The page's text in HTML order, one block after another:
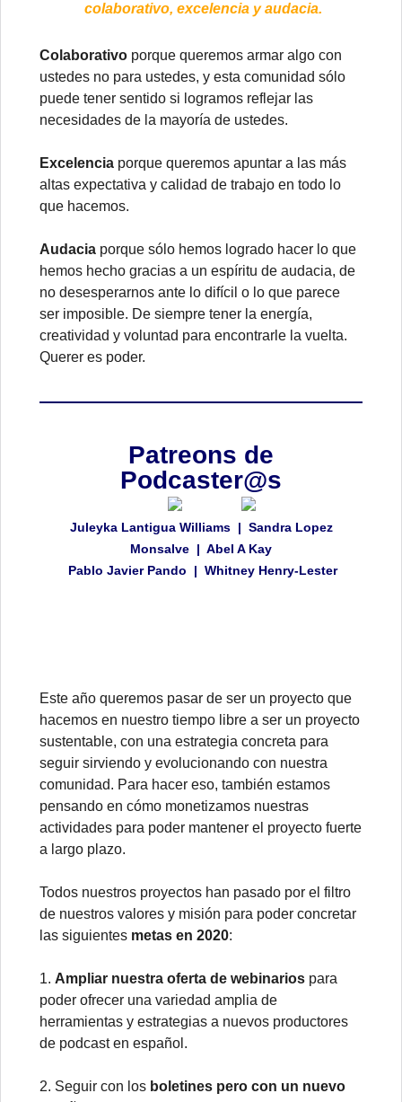
colaborativo, excelencia y audacia.
Colaborativo porque queremos armar algo con
ustedes no para ustedes, y esta comunidad sólo
puede tener sentido si logramos reflejar las
necesidades de la mayoría de ustedes.
Excelencia porque queremos apuntar a las más
altas expectativa y calidad de trabajo en todo lo
que hacemos.
Audacia porque sólo hemos logrado hacer lo que
hemos hecho gracias a un espíritu de audacia, de
no desesperarnos ante lo difícil o lo que parece
ser imposible. De siempre tener la energía,
creatividad y voluntad para encontrarle la vuelta.
Querer es poder.
Patreons de
Podcaster@s
Juleyka Lantigua Williams | Sandra Lopez
Monsalve | Abel A Kay
Pablo Javier Pando | Whitney Henry-Lester
Este año queremos pasar de ser un proyecto que
hacemos en nuestro tiempo libre a ser un proyecto
sustentable, con una estrategia concreta para
seguir sirviendo y evolucionando con nuestra
comunidad. Para hacer eso, también estamos
pensando en cómo monetizamos nuestras
actividades para poder mantener el proyecto fuerte
a largo plazo.
Todos nuestros proyectos han pasado por el filtro
de nuestros valores y misión para poder concretar
las siguientes metas en 2020:
1. Ampliar nuestra oferta de webinarios para
poder ofrecer una variedad amplia de
herramientas y estrategias a nuevos productores
de podcast en español.
2. Seguir con los boletines pero con un nuevo